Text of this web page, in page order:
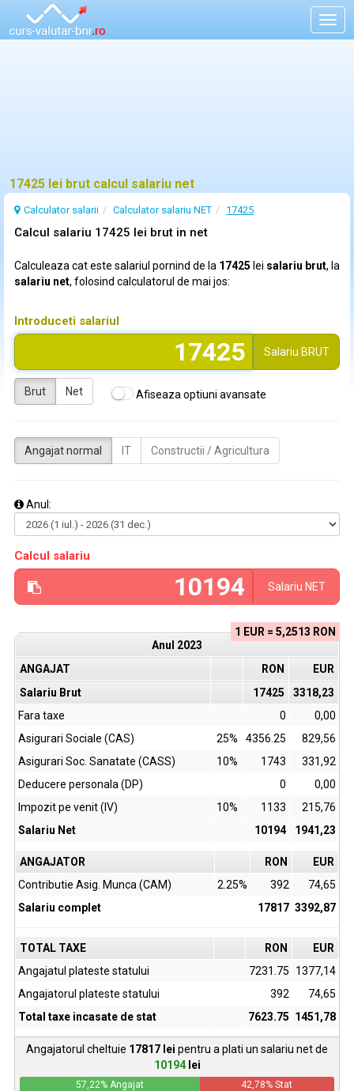
17425 lei brut calcul salariu net
Calculator salarii Calculator salariu NET 17425
Calcul salariu 17425 lei brut in net
Calculeaza cat este salariul pornind de la 17425 lei salariu brut, la
salariu net, folosind calculatorul de mai jos:
Introduceti salariul
Salariu BRUT
Brut Net Afiseaza optiuni avansate
Angajat normal IT Constructii / Agricultura
Anul:
Calcul salariu
Salariu NET
1 EUR = 5,2513 RON
Anul 2023
ANGAJAT
RON
EUR
Salariu Brut
17425
3318,23
Fara taxe
0
0,00
Asigurari Sociale (CAS)
25% 4356.25
829,56
Asigurari Soc. Sanatate (CASS)
10% 1743
331,92
Deducere personala (DP)
0
0,00
Impozit pe venit (IV)
10% 1133
215,76
Salariu Net
10194 1941,23
ANGAJATOR RON
EUR
Contributie Asig. Munca (CAM)
2.25% 392
74,65
Salariu complet
17817 3392,87
TOTAL TAXE RON
EUR
Angajatul plateste statului
7231.75
1377,14
Angajatorul plateste statului
392
74,65
Total taxe incasate de stat
7623.75 1451,78
Angajatorul cheltuie 17817 lei pentru a plati un salariu net de
10194 lei
57,22% Angajat 42,78% Stat